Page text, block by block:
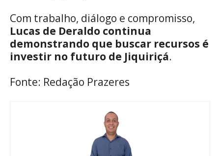
Com trabalho, diálogo e compromisso,
Lucas de Deraldo continua
demonstrando que buscar recursos é
investir no futuro de Jiquiriçá.
Fonte: Redação Prazeres